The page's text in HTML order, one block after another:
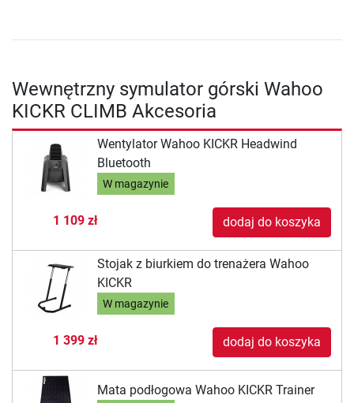
Wewnętrzny symulator górski Wahoo
KICKR CLIMB Akcesoria
Wentylator Wahoo KICKR Headwind
Bluetooth
W magazynie
1 109 zł dodaj do koszyka
Stojak z biurkiem do trenażera Wahoo
KICKR
W magazynie
1 399 zł dodaj do koszyka
Mata podłogowa Wahoo KICKR Trainer